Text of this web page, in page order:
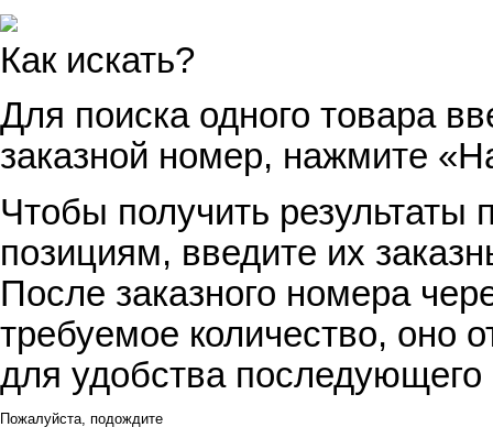
Как искать?
Для поиска одного товара
заказной номер, нажмите
Чтобы получить результаты
позициям, введите их
После заказного номера
требуемое количество, оно
для удобства
Пожалуйста, подождите